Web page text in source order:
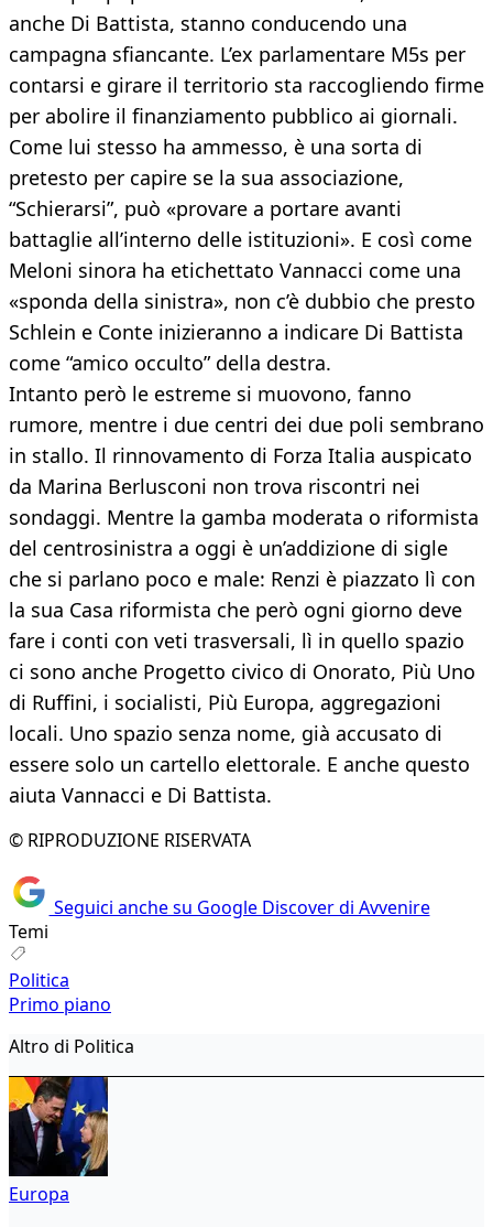
anche Di Battista, stanno conducendo una
campagna sfiancante. L’ex parlamentare M5s per
contarsi e girare il territorio sta raccogliendo firme
per abolire il finanziamento pubblico ai giornali.
Come lui stesso ha ammesso, è una sorta di
pretesto per capire se la sua associazione,
“Schierarsi”, può «provare a portare avanti
battaglie all’interno delle istituzioni». E così come
Meloni sinora ha etichettato Vannacci come una
«sponda della sinistra», non c’è dubbio che presto
Schlein e Conte inizieranno a indicare Di Battista
come “amico occulto” della destra.
Intanto però le estreme si muovono, fanno
rumore, mentre i due centri dei due poli sembrano
in stallo. Il rinnovamento di Forza Italia auspicato
da Marina Berlusconi non trova riscontri nei
sondaggi. Mentre la gamba moderata o riformista
del centrosinistra a oggi è un’addizione di sigle
che si parlano poco e male: Renzi è piazzato lì con
la sua Casa riformista che però ogni giorno deve
fare i conti con veti trasversali, lì in quello spazio
ci sono anche Progetto civico di Onorato, Più Uno
di Ruffini, i socialisti, Più Europa, aggregazioni
locali. Uno spazio senza nome, già accusato di
essere solo un cartello elettorale. E anche questo
aiuta Vannacci e Di Battista.
© RIPRODUZIONE RISERVATA
Seguici anche su Google Discover di Avvenire
Temi
Politica
Primo piano
Altro di Politica
Europa